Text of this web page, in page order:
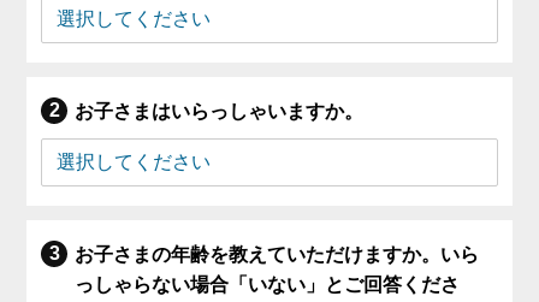
お子さまはいらっしゃいますか。
お子さまの年齢を教えていただけますか。いら
っしゃらない場合「いない」とご回答くださ